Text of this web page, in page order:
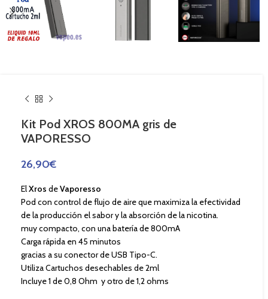
Kit Pod XROS 800MA gris de
VAPORESSO
26,90€
ElXros deVaporesso
Pod con control de flujo de aire que maximiza la efectividad
de la producción el sabory la absorción de la nicotina.
muy compacto, con una batería de 800mA
Carga rápida en 45 minutos
gracias a su conector de USB Tipo-C.
Utiliza Cartuchos desechables de 2ml
Incluye 1 de 0,8 Ohm y otro de 1,2 ohms